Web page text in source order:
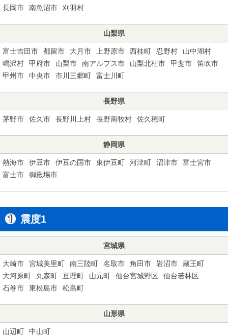
長岡市 南魚沼市 刈羽村
山梨県
富士吉田市 都留市 大月市 上野原市 西桂町 忍野村
山中湖村
鳴沢村
甲府市 山梨市 南アルプス市 山梨北杜市 甲斐市
笛吹市
甲州市
中央市 市川三郷町 富士川町
長野県
茅野市 佐久市 長野川上村 長野南牧村 佐久穂町
静岡県
熱海市 伊豆市 伊豆の国市 東伊豆町 河津町 沼津市
富士宮市
富士市
御殿場市
震度1
宮城県
大崎市 宮城美里町 南三陸町 名取市 角田市 岩沼市
蔵王町
大河原町
丸森町 亘理町 山元町 仙台宮城野区
仙台若林区
石巻市
東松島市 松島町
山形県
山辺町 中山町